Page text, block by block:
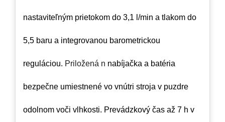
nastaviteľným prietokom do 3,1 l/min a tlakom do
5,5 baru a integrovanou barometrickou
reguláciou. Priložená n nabíjačka a batéria
bezpečne umiestnené vo vnútri stroja v puzdre
odolnom voči vlhkosti. Prevádzkový čas až 7 h v